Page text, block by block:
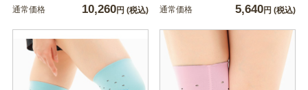
通常価格 10,260円 (税込) 通常価格 5,640円 (税込)